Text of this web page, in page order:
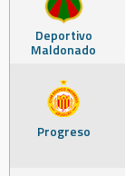
Deportivo
Maldonado
Progreso